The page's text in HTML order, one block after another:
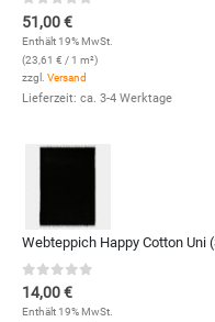
0out of 5
51,00€
Enthält 19% MwSt.
(23,61 € / 1 m²)
zzgl. Versand
Lieferzeit: ca. 3-4 Werktage
Webteppich Happy Cotton Uni
0 out of 5
14,00€
Enthält 19% MwSt.